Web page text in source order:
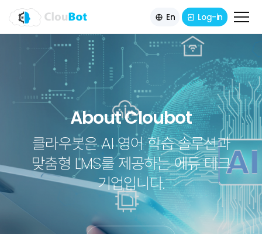
About Cloubot
Technology
News
Contact
En Log-in
About Cloubot
클라우봇은 AI 영어 학습 솔루션과
맞춤형 LMS를 제공하는 에듀 테크
기업입니다.
About Cloubot
AI Speaking Coach
Free Talking Solution & Voice
Technology
Watch the Video
AI Writing Coach
AI automatic correction Solution
Watch the Video
LevelUp e-Library
Digital reading platform by Rosen
Publishing
Watch the Video